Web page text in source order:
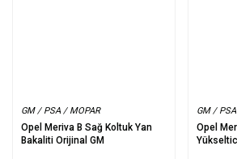
GM / PSA / MOPAR
Opel Meriva B Sağ Koltuk Yan
Bakaliti Orijinal GM
GM /
Opel